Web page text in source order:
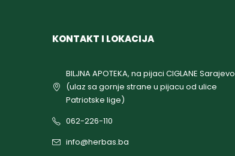
KONTAKT I LOKACIJA
BILJNA APOTEKA, na pijaci CIGLANE Sarajevo
(ulaz sa gornje strane u pijacu od ulice
Patriotske lige)
062-226-110
info@herbas.ba